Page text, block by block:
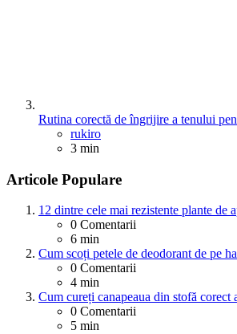
Rutina corectă de îngrijire a tenului
Posted
rukiro
3 min
Articole Populare
12 dintre cele mai rezistente plante de
0 Comentarii
6 min
Cum scoți petele de deodorant de pe
0 Comentarii
4 min
Cum cureți canapeaua din stofă corect
0 Comentarii
5 min